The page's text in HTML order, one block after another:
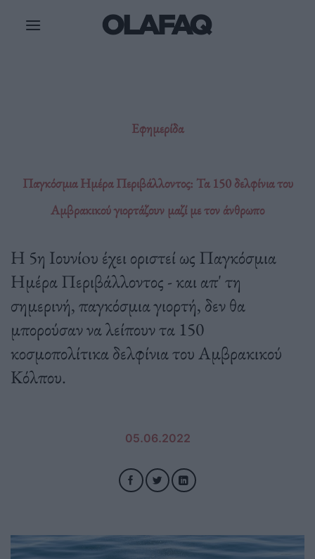
Εφημερίδα
Παγκόσμια Ημέρα Περιβάλλοντος: Τα 150 δελφίνια του
Αμβρακικού γιορτάζουν μαζί με τον άνθρωπο
Η 5η Ιουνίoυ έχει οριστεί ως Παγκόσμια
Ημέρα Περιβάλλοντος - και απ' τη
σημερινή, παγκόσμια γιορτή, δεν θα
μπορούσαν να λείπουν τα 150
κοσμοπολίτικα δελφίνια του Αμβρακικού
Κόλπου.
05.06.2022